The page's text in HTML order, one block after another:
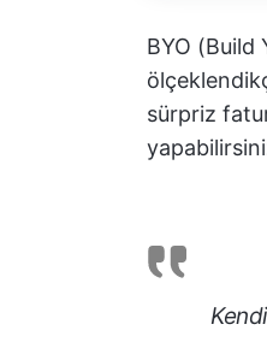
BYO (Build
sürpriz